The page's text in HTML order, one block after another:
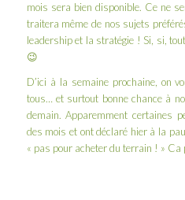
mois sera bien disponible. Ce ne
traitera même de nos sujets
leadership et la stratégie ! Si, si,
😉
D’ici à la semaine prochaine, on
tous… et surtout bonne chance à
demain. Apparemment certaines
des mois et ont déclaré hier à la
« pas pour acheter du terrain ! »